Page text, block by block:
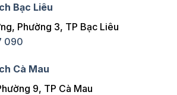
Bạc Liêu
Phường 3, TP Bạc Liêu
090
Cà Mau
9, TP Cà Mau